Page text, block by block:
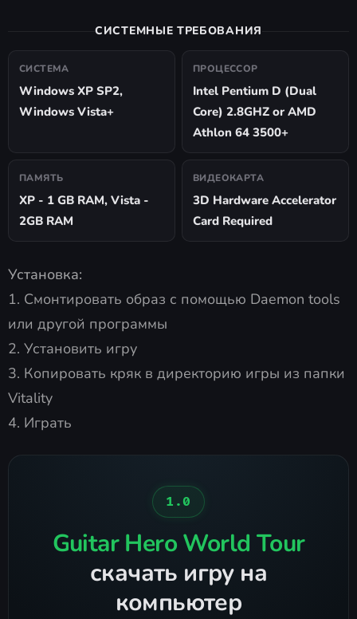
СИСТЕМНЫЕ ТРЕБОВАНИЯ
СИСТЕМА
Windows XP SP2,
Windows Vista+
ПРОЦЕССОР
Intel Pentium D (Dual
Core) 2.8GHZ or AMD
Athlon 64 3500+
ПАМЯТЬ
XP - 1 GB RAM, Vista -
2GB RAM
ВИДЕОКАРТА
3D Hardware Accelerator
Card Required
Установка:
1. Смонтировать образ с помощью Daemon tools
или другой программы
2. Установить игру
3. Копировать кряк в директорию игры из папки
Vitality
4. Играть
1.0
Guitar Hero World Tour
скачать игру на
компьютер